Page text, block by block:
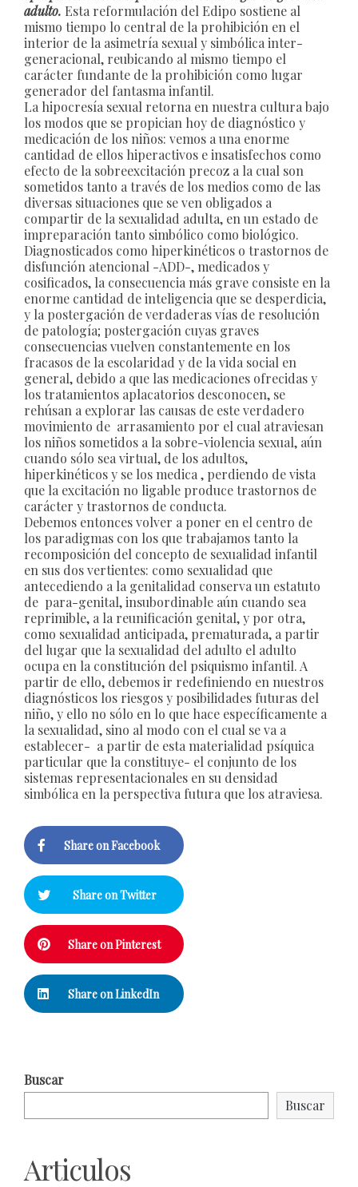
adulto. Esta reformulación del Edipo sostiene al
mismo tiempo lo central de la prohibición en el
interior de la asimetría sexual y simbólica inter-
generacional, reubicando al mismo tiempo el
carácter fundante de la prohibición como lugar
generador del fantasma infantil.
La hipocresía sexual retorna en nuestra cultura bajo
los modos que se propician hoy de diagnóstico y
medicación de los niños: vemos a una enorme
cantidad de ellos hiperactivos e insatisfechos como
efecto de la sobreexcitación precoz a la cual son
sometidos tanto a través de los medios como de las
diversas situaciones que se ven obligados a
compartir de la sexualidad adulta, en un estado de
impreparación tanto simbólico como biológico.
Diagnosticados como hiperkinéticos o trastornos de
disfunción atencional -ADD-, medicados y
cosificados, la consecuencia más grave consiste en la
enorme cantidad de inteligencia que se desperdicia,
y la postergación de verdaderas vías de resolución
de patología; postergación cuyas graves
consecuencias vuelven constantemente en los
fracasos de la escolaridad y de la vida social en
general, debido a que las medicaciones ofrecidas y
los tratamientos aplacatorios desconocen, se
rehúsan a explorar las causas de este verdadero
movimiento de arrasamiento por el cual atraviesan
los niños sometidos a la sobre-violencia sexual, aún
cuando sólo sea virtual, de los adultos,
hiperkinéticos y se los medica , perdiendo de vista
que la excitación no ligable produce trastornos de
carácter y trastornos de conducta.
Debemos entonces volver a poner en el centro de
los paradigmas con los que trabajamos tanto la
recomposición del concepto de sexualidad infantil
en sus dos vertientes: como sexualidad que
antecediendo a la genitalidad conserva un estatuto
de para-genital, insubordinable aún cuando sea
reprimible, a la reunificación genital, y por otra,
como sexualidad anticipada, prematurada, a partir
del lugar que la sexualidad del adulto el adulto
ocupa en la constitución del psiquismo infantil. A
partir de ello, debemos ir redefiniendo en nuestros
diagnósticos los riesgos y posibilidades futuras del
niño, y ello no sólo en lo que hace específicamente a
la sexualidad, sino al modo con el cual se va a
establecer- a partir de esta materialidad psíquica
particular que la constituye- el conjunto de los
sistemas representacionales en su densidad
simbólica en la perspectiva futura que los atraviesa.
Share on Facebook
Share on Twitter
Share on Pinterest
Share on LinkedIn
Buscar
Buscar
Articulos